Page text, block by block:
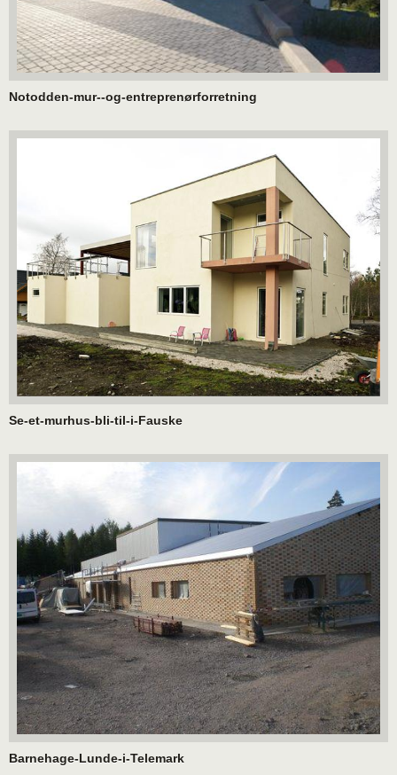
Notodden-mur--og-entreprenørforretning
Se-et-murhus-bli-til-i-Fauske
Barnehage-Lunde-i-Telemark